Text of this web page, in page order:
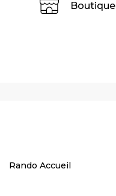
Boutique
Rando Accueil